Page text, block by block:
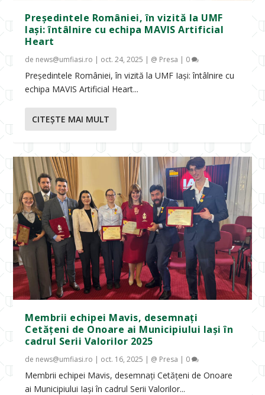
Președintele României, în vizită la UMF
Iași: întâlnire cu echipa MAVIS Artificial
Heart
de news@umfiasi.ro | oct. 24, 2025 | @ Presa | 0
Președintele României, în vizită la UMF Iași: întâlnire cu
echipa MAVIS Artificial Heart...
CITEŞTE MAI MULT
Membrii echipei Mavis, desemnați
Cetățeni de Onoare ai Municipiului Iași în
cadrul Serii Valorilor 2025
de news@umfiasi.ro | oct. 16, 2025 | @ Presa | 0
Membrii echipei Mavis, desemnați Cetățeni de Onoare
ai Municipiului Iași în cadrul Serii Valorilor...